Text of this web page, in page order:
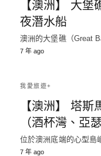
【澳洲】 大
夜潛水船
澳洲的大堡礁（Great
7 年 ago
我愛旅遊+
【澳洲】 塔
（酒杯灣、亞
位於澳洲底端的心型
7 年 ago